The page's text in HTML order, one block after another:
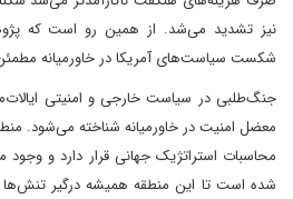
نیز تشدید می‌شد. از همین رو است که
شکست سیاست‌های آمریکا در خاورمیانه
جنگ‌طلبی در سیاست خارجی و امنیتی
معضل امنیت در خاورمیانه شناخته می‌شود.
محاسبات استراتژیک جهانی قرار دارد و
شده است تا این منطقه همیشه درگیر